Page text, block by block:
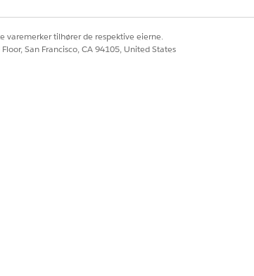
Next Best Action-opplevelsen i Life Sciences
varemerker tilhører de respektive eierne.
San Francisco, CA 94105, United States